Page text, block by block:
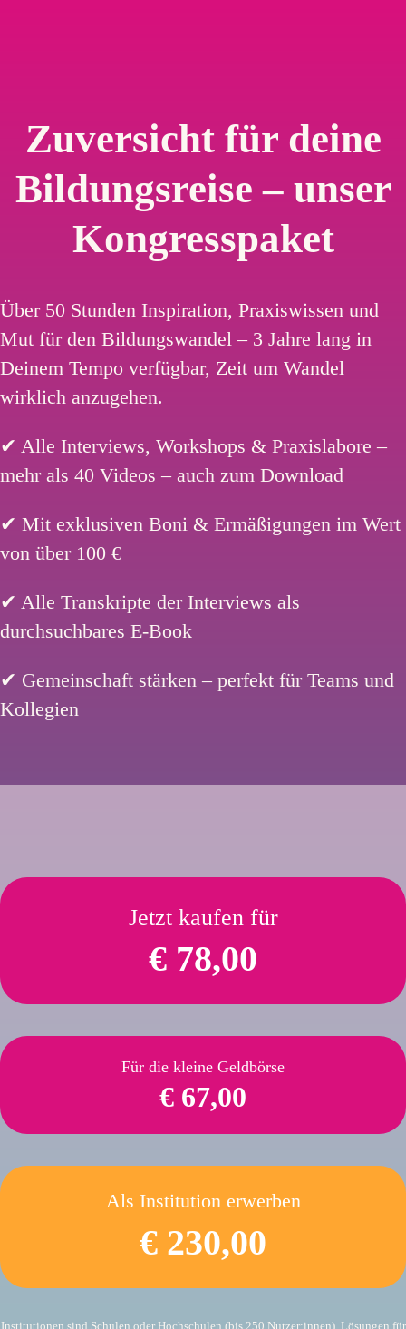
Zuversicht für deine
Bildungsreise – unser
Kongresspaket
Über 50 Stunden Inspiration, Praxiswissen und
Mut für den Bildungswandel – 3 Jahre lang in
Deinem Tempo verfügbar, Zeit um Wandel
wirklich anzugehen.
✔ Alle Interviews, Workshops & Praxislabore –
mehr als 40 Videos – auch zum Download
✔ Mit exklusiven Boni & Ermäßigungen im Wert
von über 100 €
✔ Alle Transkripte der Interviews als
durchsuchbares E-Book
✔ Gemeinschaft stärken – perfekt für Teams und
Kollegien
Jetzt kaufen für
€ 78,00
Für die kleine Geldbörse
€ 67,00
Als Institution erwerben
€ 230,00
Institutionen sind Schulen oder Hochschulen (bis 250 Nutzer:innen). Lösungen für